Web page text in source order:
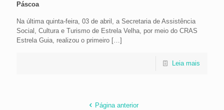
Páscoa
Na última quinta-feira, 03 de abril, a Secretaria de Assistência
Social, Cultura e Turismo de Estrela Velha, por meio do CRAS
Estrela Guia, realizou o primeiro […]
Leia mais
Página anterior